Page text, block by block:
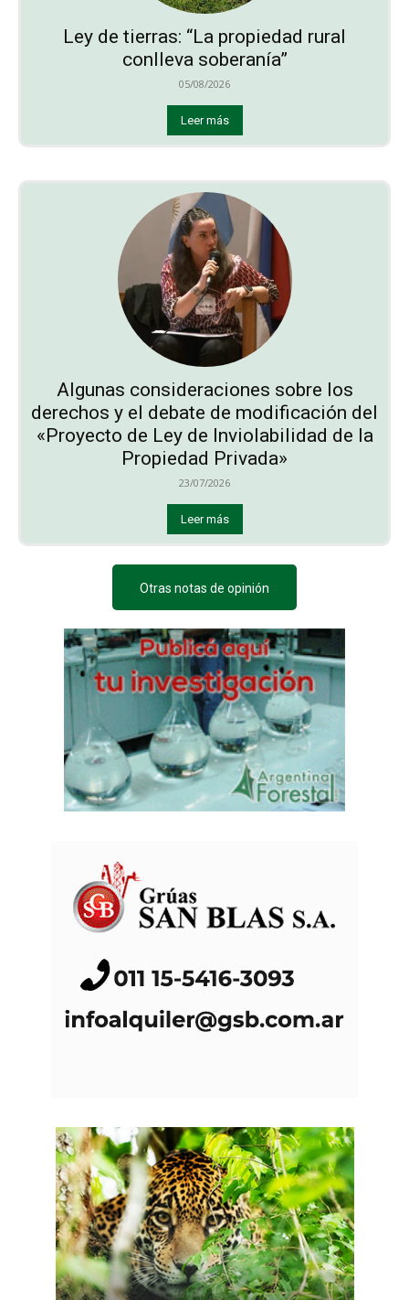
Ley de tierras: “La propiedad rural
conlleva soberanía”
05/08/2026
Leer más
Algunas consideraciones sobre los
derechos y el debate de modificación del
«Proyecto de Ley de Inviolabilidad de la
Propiedad Privada»
23/07/2026
Leer más
Otras notas de opinión